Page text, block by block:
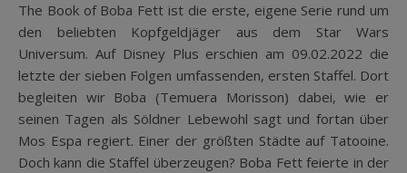
The Book of Boba Fett ist die erste, eigene Serie rund um
den beliebten Kopfgeldjäger aus dem Star Wars
Universum. Auf Disney Plus erschien am 09.02.2022 die
letzte der sieben Folgen umfassenden, ersten Staffel. Dort
begleiten wir Boba (Temuera Morisson) dabei, wie er
seinen Tagen als Söldner Lebewohl sagt und fortan über
Mos Espa regiert. Einer der größten Städte auf Tatooine.
Doch kann die Staffel überzeugen? Boba Fett feierte in der